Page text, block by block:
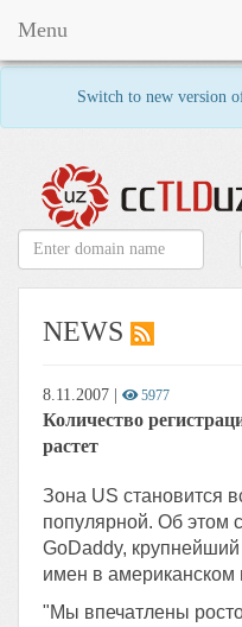
Switch to new version
Menu
NEWS
8.11.2007 5977
Количество
растет
Зона US становится
популярной. Об этом
GoDaddy,
имен в
"Мы впечатлены